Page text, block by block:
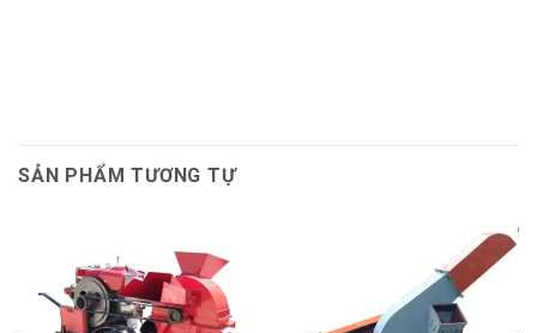
SẢN PHẨM TƯƠNG TỰ